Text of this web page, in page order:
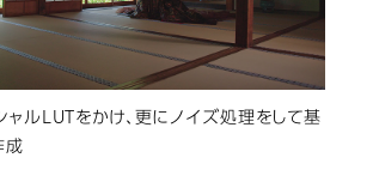
ャルLUTをかけ、更にノイズ処理をして基
成